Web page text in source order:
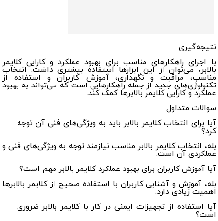
نتیجه‌گیری
با اجرای راهکارهای مناسب برای بهبود عملکرد و کارایی کلایمر
بالابر، می‌توان از این ابزارها استفاده بیشتری داشت. انتخاب
مناسب، مراقبت و نگهداری، آموزش کاربران و استفاده از
تکنولوژی‌های جدید از جمله راهکارهایی است که می‌تواند به بهبود
عملکرد و کارایی کلایمر بالابرها کمک کند.
سوالات متداول
آیا برای انتخاب کلایمر بالابر باید به ویژگی‌های فنی آن توجه
کرد؟
بله، انتخاب کلایمر بالابر مناسب نیازمند توجه به ویژگی‌های فنی و
عملکردی آن است.
آیا آموزش کاربران برای بهبود عملکرد کلایمر بالابر مهم است؟
بله، آموزش و آشنایی کاربران با استفاده صحیح از کلایمر بالابرها
اهمیت زیادی دارد.
آیا استفاده از تجهیزات ایمنی در کار با کلایمر بالابر ضروری
است؟